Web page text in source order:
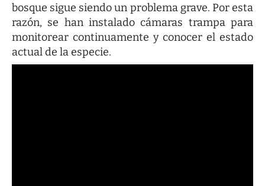
bosque sigue siendo un problema grave. Por esta
razón, se han instalado cámaras trampa para
monitorear continuamente y conocer el estado
actual de la especie.